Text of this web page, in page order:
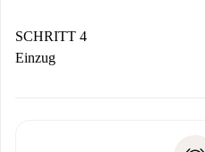
stellen den Kontakt her.
Wenn der Vermieter
SCHRITT 4
Einzug